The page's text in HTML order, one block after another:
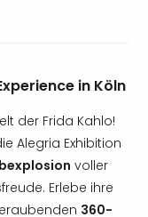
in Köln
der Frida Kahlo!
Alegria Exhibition
voller
Erlebe ihre
360-